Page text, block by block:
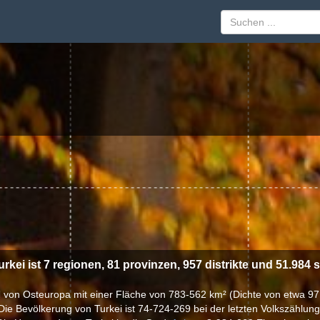
ist 7 regionen, 81 provinzen, 957 distrikte und 51.984
Osteuropa mit einer Fläche von 783-562 km² (Dichte von etwa
Bevölkerung von Turkei ist 74-724-269 bei der letzten Volkszählung.